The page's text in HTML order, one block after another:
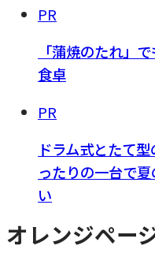
PR
「蒲焼のたれ」
食卓
PR
ドラム式とたて
ったりの一台で
い
オレンジペー